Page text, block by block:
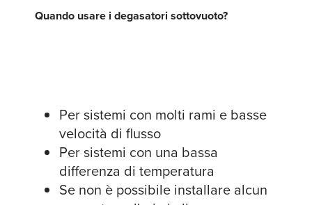
Quando usare i degasatori sottovuoto?
Per sistemi con molti rami e basse
velocità di flusso
Per sistemi con una bassa
differenza di temperatura
Se non è possibile installare alcun